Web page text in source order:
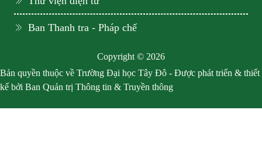
Ban Thanh tra - Pháp chế
Copyright © 2026
Bản quyền thuộc về Trường Đại học Tây Đô - Được phát triển & thiết
kế bởi Ban Quản trị Thông tin & Truyền thông